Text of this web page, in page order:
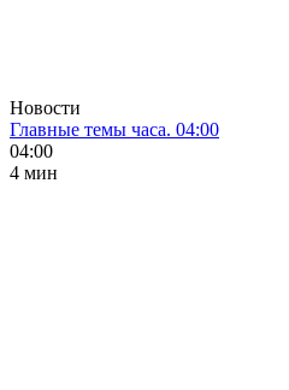
Новости
Главные темы часа. 04:00
04:00
4 мин